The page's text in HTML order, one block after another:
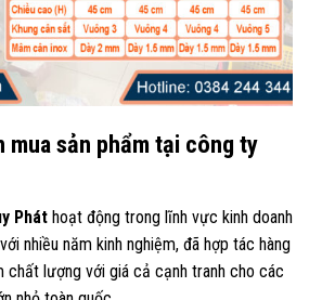
mua sản phẩm tại công ty
Pháthoạt động trong lĩnh vực kinh doanh
nhiều năm kinh nghiệm, đã hợp tác hàng
chất lượng với giá cả cạnh tranh cho các